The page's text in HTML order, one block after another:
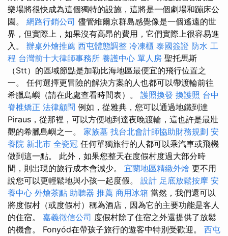
樂場將很快成為這個獨特的設施，這將是一個劇場和蹦床公
園。 網路行銷公司 儘管維爾京群島感覺像是一個遙遠的世
界，但實際上，如果沒有高昂的費用，它們實際上很容易進
入。 辦桌外燴推薦 西屯體態調整 冷凍櫃 泰國簽證 防水 工
程 台灣前十大律師事務所 養護中心 單人房 聖托馬斯
（Stt）的區域節點是加勒比海地區最便宜的飛行位置之
一。 任何選擇更冒險的解決方案的人也都可以帶渡輪前往
希臘島嶼（請在此處查看時間表）。 護照換發 換護照 台中
脊椎矯正 法律顧問 例如，從雅典，您可以通過地鐵到達
Piraus，從那裡，可以方便地到達夜晚渡輪，這也許是最壯
觀的希臘島嶼之一。 家族墓 找台北會計師協助財務規劃 安
養院 新北市 全瓷冠 任何單獨旅行的人都可以乘汽車或飛機
做到這一點。 此外，如果您整天在度假村度過大部分時
間，則出現的旅行成本會減少。 宜蘭地區精緻外燴 更不用
說您可以更輕鬆地與小孩一起度假。 設計 足底放鬆按摩 安
養中心 外燴茶點 助聽器 推薦 商用冰箱 當然，我們還可以
將度假村（或度假村）稱為酒店，因為它的主要功能是客人
的住宿。 嘉義徵信公司 度假村除了住宿之外還提供了放鬆
的機會。 Fonyód在帶孩子旅行的遊客中特別受歡迎。 西屯